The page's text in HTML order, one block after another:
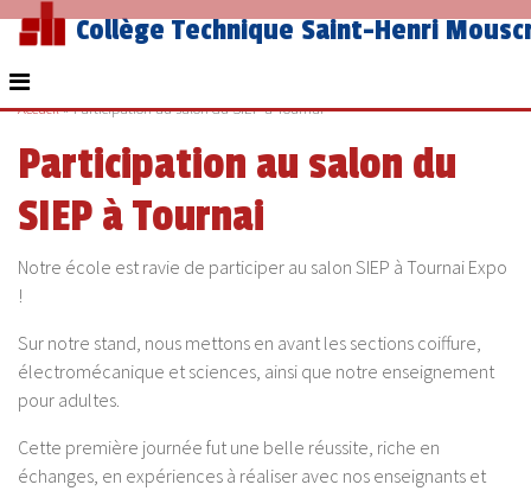
Collège Technique Saint-Henri
Accueil»Participation au salon du SIEP à Tournai
Participation au salon du
SIEP à Tournai
Notre école est ravie de participer au salon SIEP à Tournai Expo
!
Sur notre stand, nous mettons en avant les sections coiffure,
électromécanique et sciences, ainsi que notre enseignement
pour adultes.
Cette première journée fut une belle réussite, riche en
échanges, en expériences à réaliser avec nos enseignants et